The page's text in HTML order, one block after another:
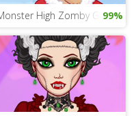
High Zomby Gaga
99%